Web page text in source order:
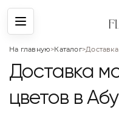
Меню
На главную>Каталог>
Доставка
цветов в